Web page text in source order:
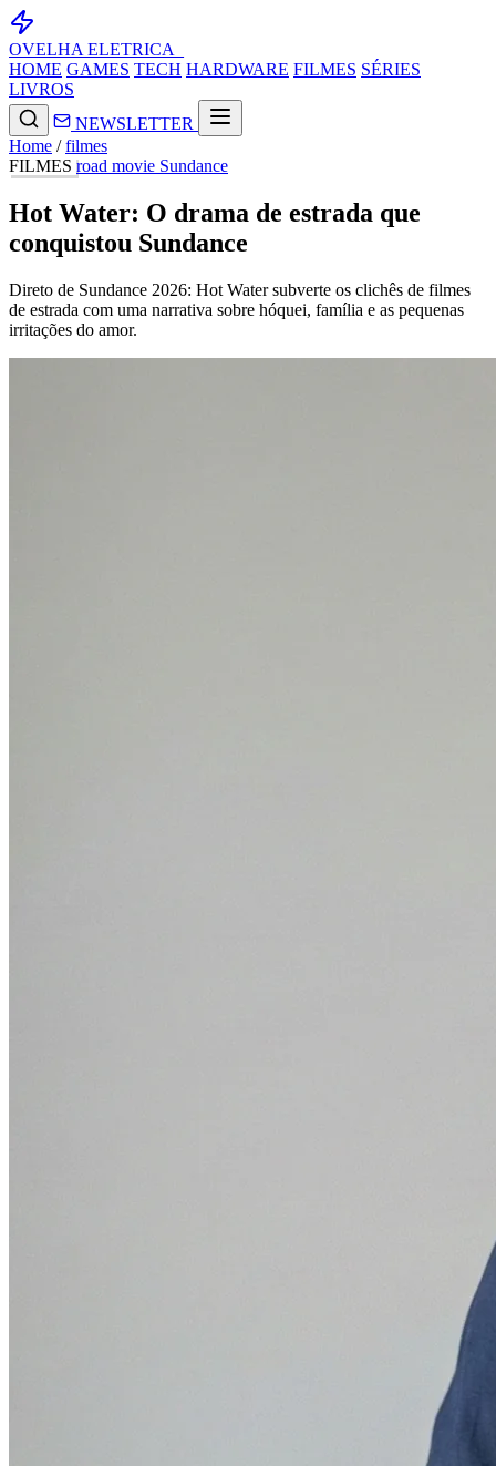
OVELHA ELETRICA_
HOME GAMES TECH HARDWARE FILMES SÉRIES
LIVROS
NEWSLETTER
Home / filmes
FILMES road movie Sundance
Hot Water: O drama de estrada que
conquistou Sundance
Direto de Sundance 2026: Hot Water subverte os clichês de filmes
de estrada com uma narrativa sobre hóquei, família e as pequenas
irritações do amor.